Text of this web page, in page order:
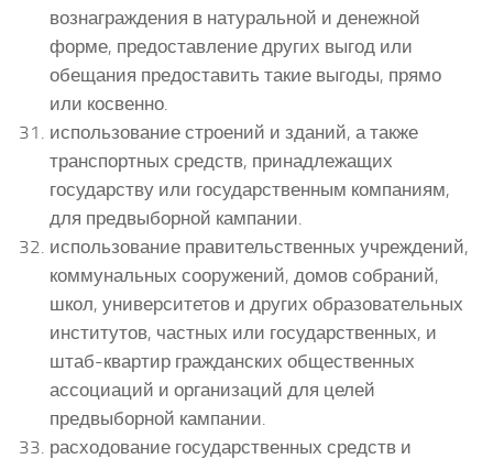
вознаграждения в натуральной и денежной
форме, предоставление других выгод или
обещания предоставить такие выгоды, прямо
или косвенно.
использование строений и зданий, а также
транспортных средств, принадлежащих
государству или государственным компаниям,
для предвыборной кампании.
использование правительственных учреждений,
коммунальных сооружений, домов собраний,
школ, университетов и других образовательных
институтов, частных или государственных, и
штаб-квартир гражданских общественных
ассоциаций и организаций для целей
предвыборной кампании.
расходование государственных средств и